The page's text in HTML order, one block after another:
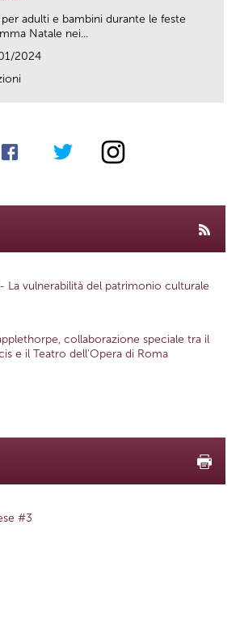
adulti e bambini durante le feste
Natale nei...
2024
La vulnerabilità del patrimonio culturale
collaborazione speciale tra il
e il Teatro dell'Opera di Roma
#3